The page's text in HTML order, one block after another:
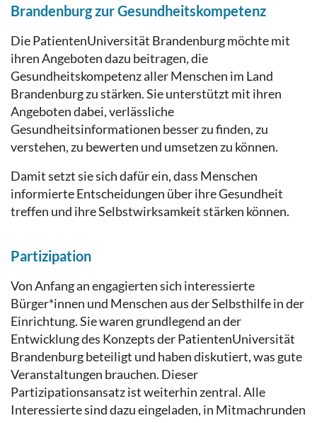
Brandenburg zur Gesundheitskompetenz
Die PatientenUniversität Brandenburg möchte mit
ihren Angeboten dazu beitragen, die
Gesundheitskompetenz aller Menschen im Land
Brandenburg zu stärken. Sie unterstützt mit ihren
Angeboten dabei, verlässliche
Gesundheitsinformationen besser zu finden, zu
verstehen, zu bewerten und umsetzen zu können.
Damit setzt sie sich dafür ein, dass Menschen
informierte Entscheidungen über ihre Gesundheit
treffen und ihre Selbstwirksamkeit stärken können.
Partizipation
Von Anfang an engagierten sich interessierte
Bürger*innen und Menschen aus der Selbsthilfe in der
Einrichtung. Sie waren grundlegend an der
Entwicklung des Konzepts der PatientenUniversität
Brandenburg beteiligt und haben diskutiert, was gute
Veranstaltungen brauchen. Dieser
Partizipationsansatz ist weiterhin zentral. Alle
Interessierte sind dazu eingeladen, in Mitmachrunden